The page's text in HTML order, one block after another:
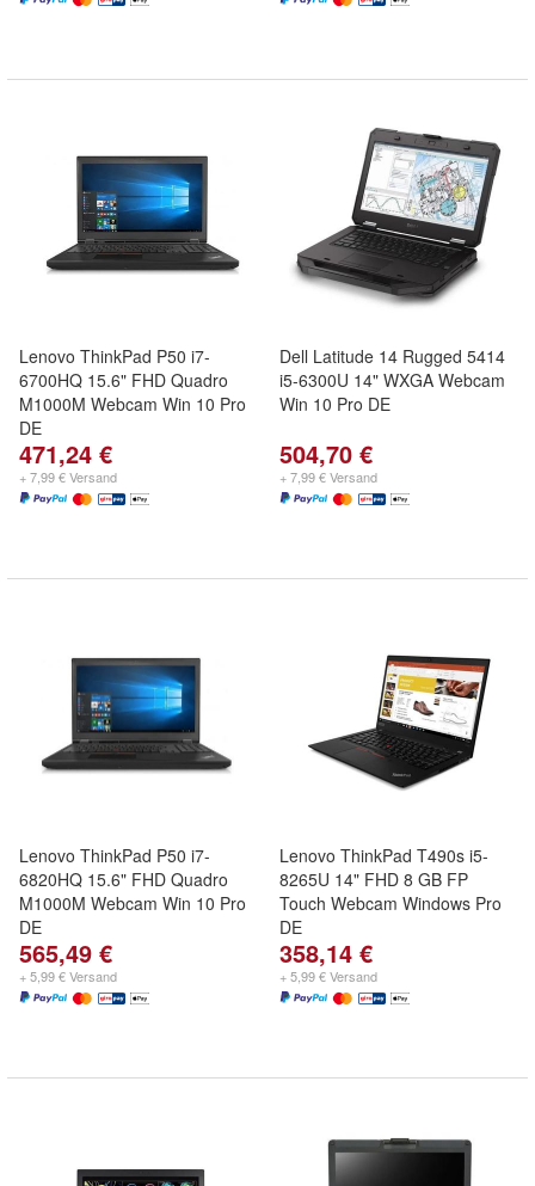
Lenovo ThinkPad P50 i7-
6700HQ 15.6" FHD Quadro
M1000M Webcam Win 10 Pro
DE
471,24 €
+ 7,99 € Versand
Dell Latitude 14 Rugged 5414
i5-6300U 14" WXGA Webcam
Win 10 Pro DE
504,70 €
+ 7,99 € Versand
Lenovo ThinkPad P50 i7-
6820HQ 15.6" FHD Quadro
M1000M Webcam Win 10 Pro
DE
565,49 €
+ 5,99 € Versand
Lenovo ThinkPad T490s i5-
8265U 14" FHD 8 GB FP
Touch Webcam Windows Pro
DE
358,14 €
+ 5,99 € Versand